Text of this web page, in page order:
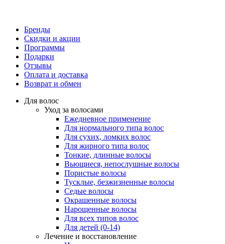
Бренды
Скидки и акции
Программы
Подарки
Отзывы
Оплата и доставка
Возврат и обмен
Для волос
Уход за волосами
Ежедневное применение
Для нормального типа волос
Для сухих, ломких волос
Для жирного типа волос
Тонкие, длинные волосы
Вьющиеся, непослушные волосы
Пористые волосы
Тусклые, безжизненные волосы
Седые волосы
Окрашенные волосы
Нарощенные волосы
Для всех типов волос
Для детей (0-14)
Лечение и восстановление